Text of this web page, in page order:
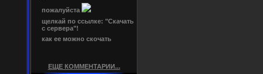
пожалуйста
щелкай по ссылке: "Скачать
с сервера"!
как ее можно скочать
ЕЩЕ КОММЕНТАРИИ...